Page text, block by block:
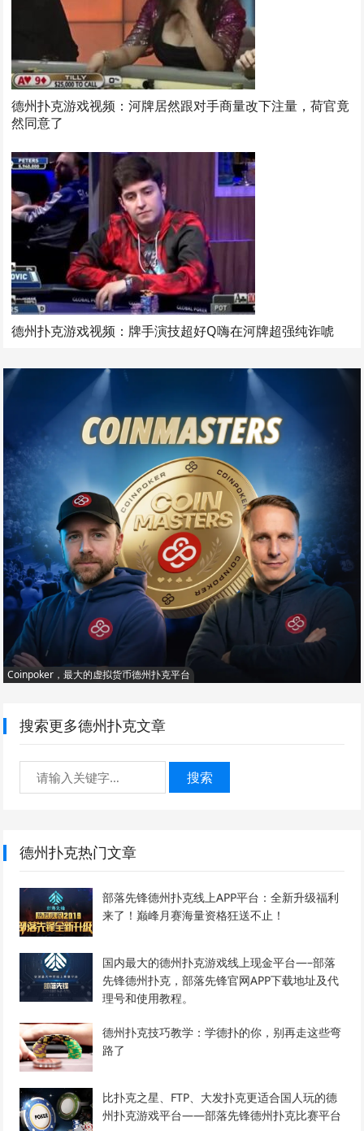
德州扑克游戏视频：河牌居然跟对手商量改下注量，荷官竟
然同意了
德州扑克游戏视频：牌手演技超好Q嗨在河牌超强纯诈唬
Coinpoker，最大的虚拟货币德州扑克平台
搜索更多德州扑克文章
搜索
德州扑克热门文章
部落先锋德州扑克线上APP平台：全新升级福利
来了！巅峰月赛海量资格狂送不止！
国内最大的德州扑克游戏线上现金平台—–部落
先锋德州扑克，部落先锋官网APP下载地址及代
理号和使用教程。
德州扑克技巧教学：学德扑的你，别再走这些弯
路了
比扑克之星、FTP、大发扑克更适合国人玩的德
州扑克游戏平台——部落先锋德州扑克比赛平台